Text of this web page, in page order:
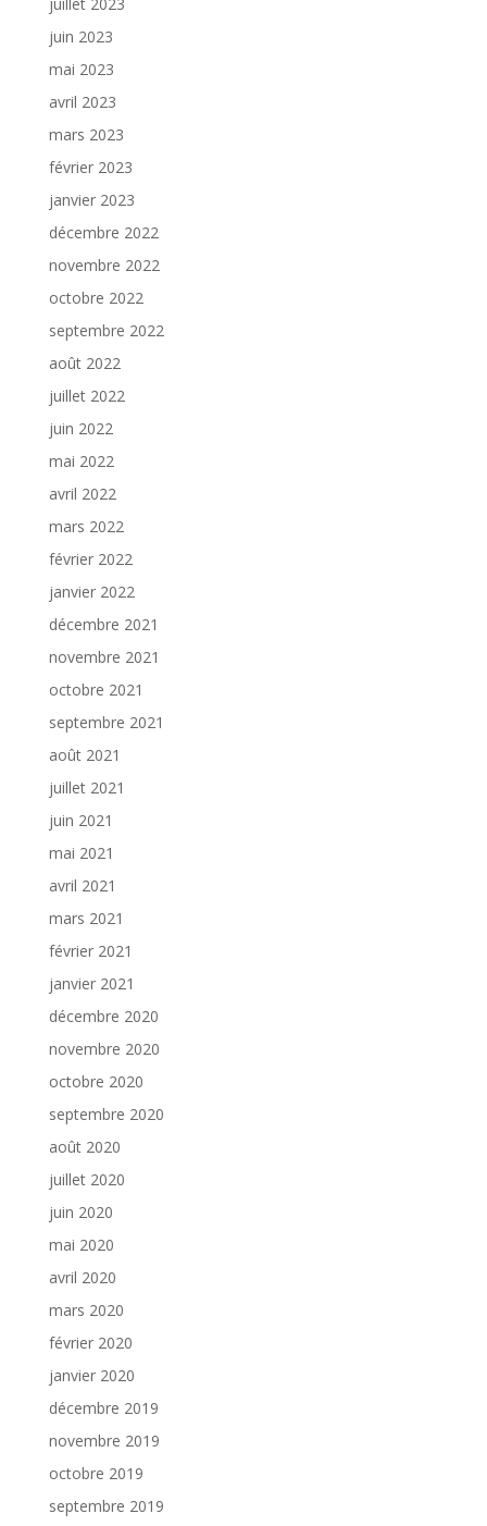
juin 2023
mai 2023
avril 2023
mars 2023
février 2023
janvier 2023
décembre 2022
novembre 2022
octobre 2022
septembre 2022
août 2022
juillet 2022
juin 2022
mai 2022
avril 2022
mars 2022
février 2022
janvier 2022
décembre 2021
novembre 2021
octobre 2021
septembre 2021
août 2021
juillet 2021
juin 2021
mai 2021
avril 2021
mars 2021
février 2021
janvier 2021
décembre 2020
novembre 2020
octobre 2020
septembre 2020
août 2020
juillet 2020
juin 2020
mai 2020
avril 2020
mars 2020
février 2020
janvier 2020
décembre 2019
novembre 2019
octobre 2019
septembre 2019